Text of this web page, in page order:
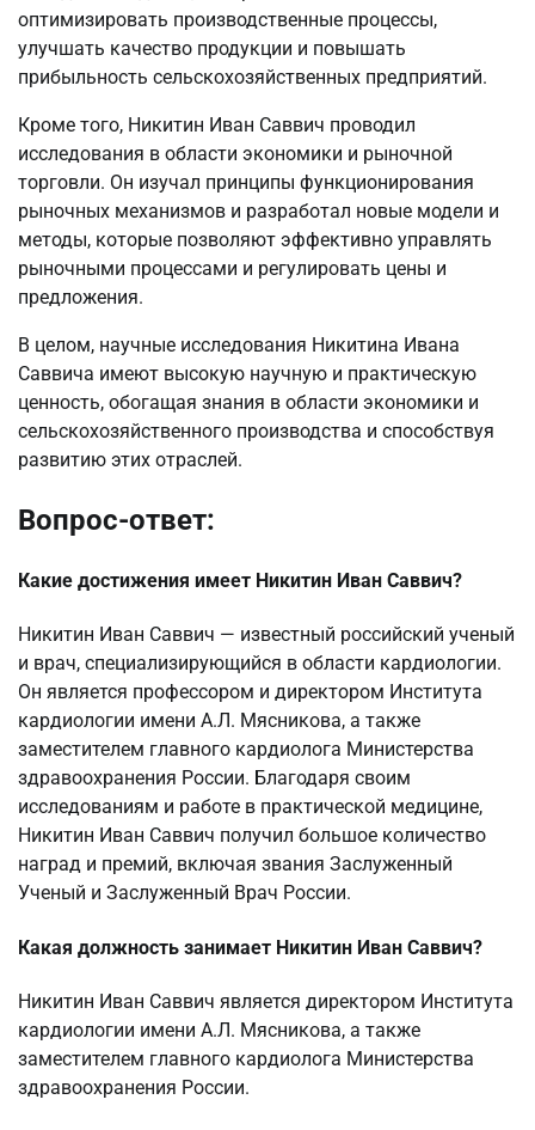
оптимизировать производственные процессы,
улучшать качество продукции и повышать
прибыльность сельскохозяйственных предприятий.
Кроме того, Никитин Иван Саввич проводил
исследования в области экономики и рыночной
торговли. Он изучал принципы функционирования
рыночных механизмов и разработал новые модели и
методы, которые позволяют эффективно управлять
рыночными процессами и регулировать цены и
предложения.
В целом, научные исследования Никитина Ивана
Саввича имеют высокую научную и практическую
ценность, обогащая знания в области экономики и
сельскохозяйственного производства и способствуя
развитию этих отраслей.
Вопрос-ответ:
Какие достижения имеет Никитин Иван Саввич?
Никитин Иван Саввич — известный российский ученый
и врач, специализирующийся в области кардиологии.
Он является профессором и директором Института
кардиологии имени А.Л. Мясникова, а также
заместителем главного кардиолога Министерства
здравоохранения России. Благодаря своим
исследованиям и работе в практической медицине,
Никитин Иван Саввич получил большое количество
наград и премий, включая звания Заслуженный
Ученый и Заслуженный Врач России.
Какая должность занимает Никитин Иван Саввич?
Никитин Иван Саввич является директором Института
кардиологии имени А.Л. Мясникова, а также
заместителем главного кардиолога Министерства
здравоохранения России.